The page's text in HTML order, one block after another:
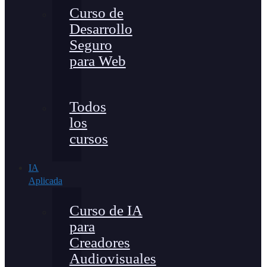
Curso de
Desarrollo
Seguro
para Web
Todos
los
cursos
IA
Aplicada
Curso de IA
para
Creadores
Audiovisuales